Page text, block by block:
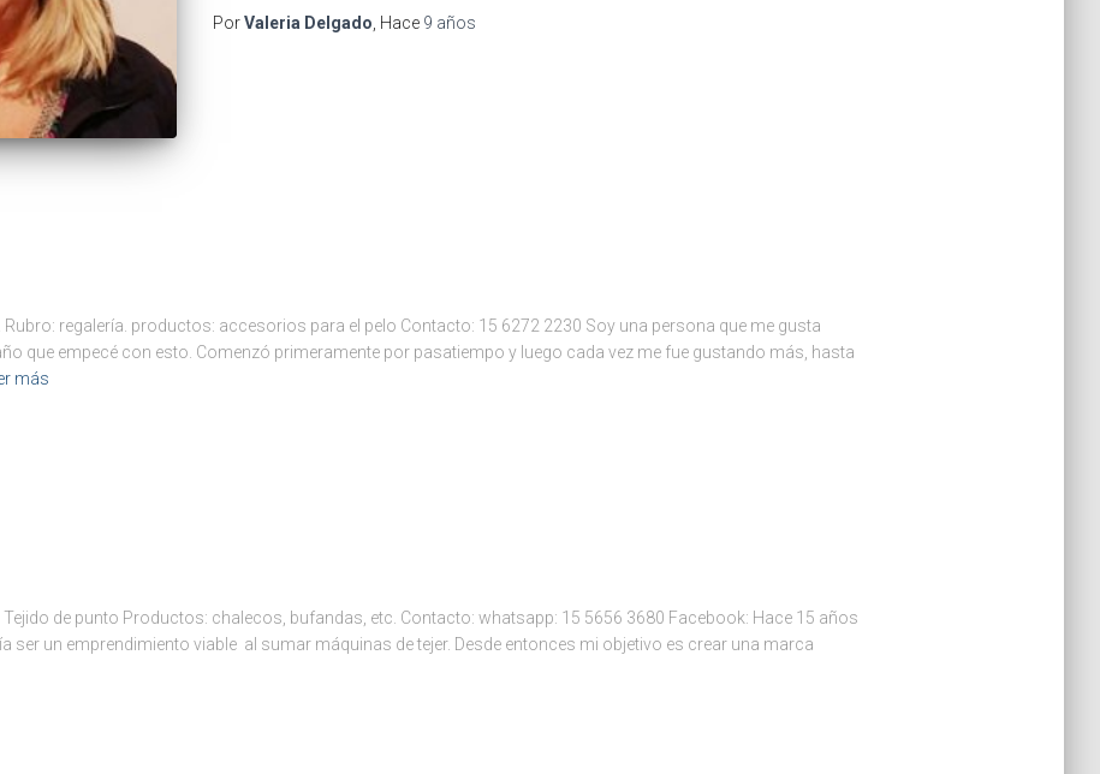
PorValeria Delgado , Hace 9 años
regalería. productos: accesorios para el pelo Contacto: 15 6272 2230 Soy una persona que me gusta
que empecé con esto. Comenzó primeramente por pasatiempo y luego cada vez me fue gustando más, hasta
más
Tejido de punto Productos: chalecos, bufandas, etc. Contacto: whatsapp: 15 5656 3680 Facebook: Hace 15 años
ser un emprendimiento viable al sumar máquinas de tejer. Desde entonces mi objetivo es crear una marca